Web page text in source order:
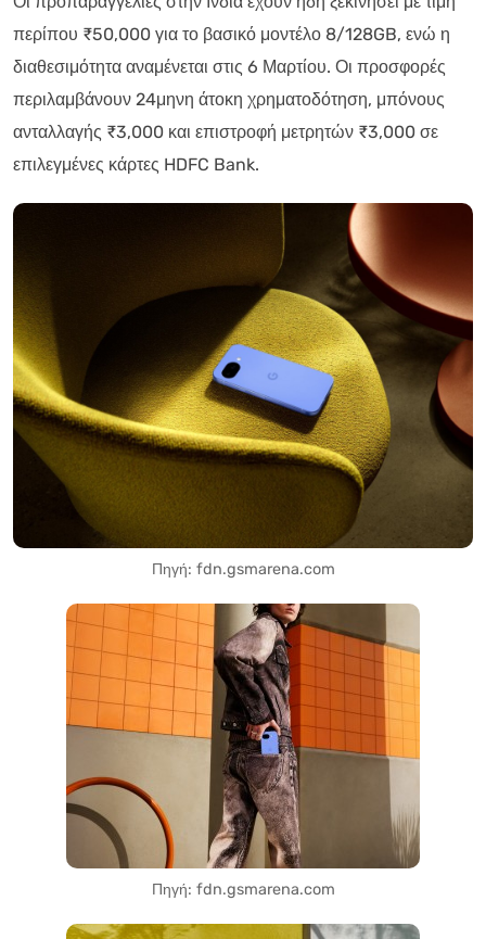
περίπου ₹50,000 για το βασικό μοντέλο 8/128GB, ενώ η
διαθεσιμότητα αναμένεται στις 6 Μαρτίου. Οι προσφορές
περιλαμβάνουν 24μηνη άτοκη χρηματοδότηση, μπόνους
ανταλλαγής ₹3,000 και επιστροφή μετρητών ₹3,000 σε
επιλεγμένες κάρτες HDFC Bank.
Πηγή: fdn.gsmarena.com
Πηγή: fdn.gsmarena.com